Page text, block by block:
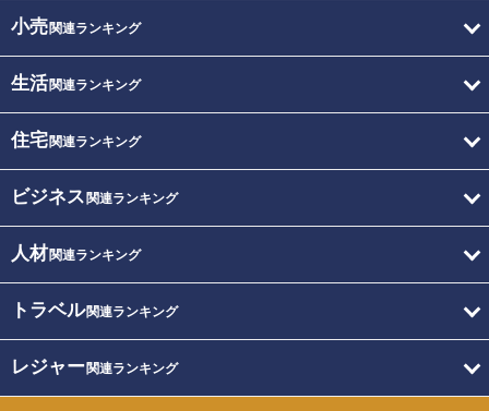
小売関連ランキング
生活関連ランキング
住宅関連ランキング
ビジネス 関連ランキング
人材関連ランキング
トラベル関連ランキング
レジャー関連ランキング